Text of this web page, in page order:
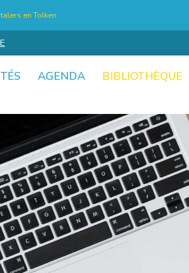
en Tolken
AGENDA BIBLIOTHÈQUE